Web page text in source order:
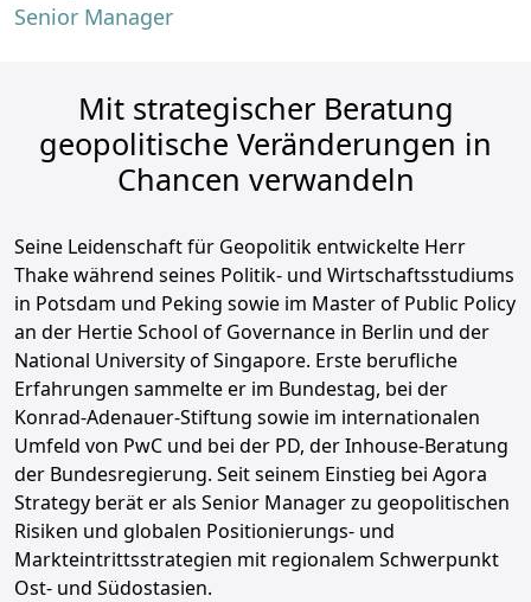
Senior Manager
Mit strategischer Beratung
geopolitische Veränderungen in
Chancen verwandeln
Seine Leidenschaft für Geopolitik entwickelte Herr
Thake während seines Politik- und Wirtschaftsstudiums
in Potsdam und Peking sowie im Master of Public Policy
an der Hertie School of Governance in Berlin und der
National University of Singapore. Erste berufliche
Erfahrungen sammelte er im Bundestag, bei der
Konrad-Adenauer-Stiftung sowie im internationalen
Umfeld von PwC und bei der PD, der Inhouse-Beratung
der Bundesregierung. Seit seinem Einstieg bei Agora
Strategy berät er als Senior Manager zu geopolitischen
Risiken und globalen Positionierungs- und
Markteintrittsstrategien mit regionalem Schwerpunkt
Ost- und Südostasien.